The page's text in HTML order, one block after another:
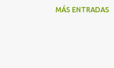
MÁS ENTRADAS